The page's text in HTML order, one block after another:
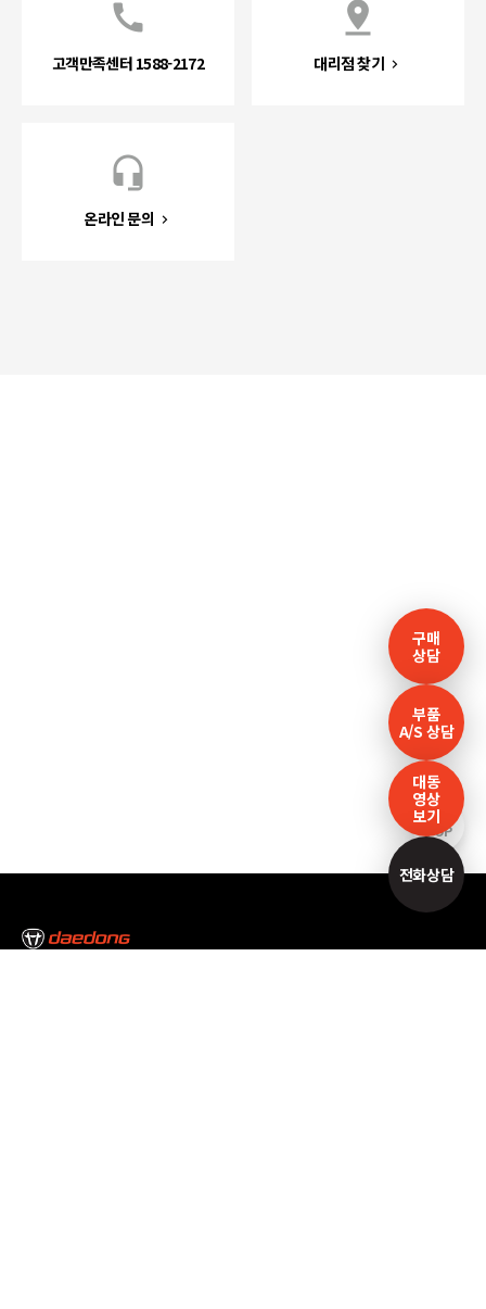
고객만족센터 1588-2172 대리점 찾기
온라인 문의
구매
상담
부품
A/S 상담
대동
영상
보기
전화상담
TOP